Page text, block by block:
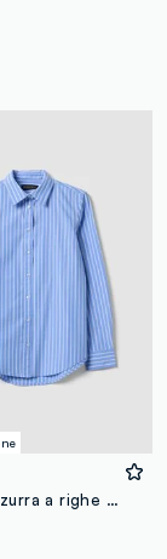
Camicia azzurra a righe bianche in popeline regular fit